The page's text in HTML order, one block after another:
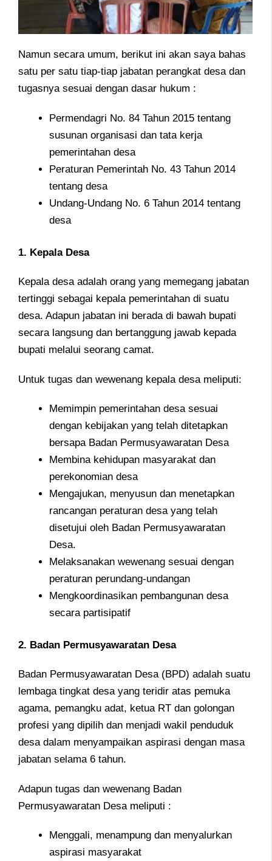
Namun secara umum, berikut ini akan saya bahas
satu per satu tiap-tiap jabatan perangkat desa dan
tugasnya sesuai dengan dasar hukum :
Permendagri No. 84 Tahun 2015 tentang
susunan organisasi dan tata kerja
pemerintahan desa
Peraturan Pemerintah No. 43 Tahun 2014
tentang desa
Undang-Undang No. 6 Tahun 2014 tentang
desa
1. Kepala Desa
Kepala desa adalah orang yang memegang jabatan
tertinggi sebagai kepala pemerintahan di suatu
desa. Adapun jabatan ini berada di bawah bupati
secara langsung dan bertanggung jawab kepada
bupati melalui seorang camat.
Untuk tugas dan wewenang kepala desa meliputi:
Memimpin pemerintahan desa sesuai
dengan kebijakan yang telah ditetapkan
bersapa Badan Permusyawaratan Desa
Membina kehidupan masyarakat dan
perekonomian desa
Mengajukan, menyusun dan menetapkan
rancangan peraturan desa yang telah
disetujui oleh Badan Permusyawaratan
Desa.
Melaksanakan wewenang sesuai dengan
peraturan perundang-undangan
Mengkoordinasikan pembangunan desa
secara partisipatif
2. Badan Permusyawaratan Desa
Badan Permusyawaratan Desa (BPD) adalah suatu
lembaga tingkat desa yang teridir atas pemuka
agama, pemangku adat, ketua RT dan golongan
profesi yang dipilih dan menjadi wakil penduduk
desa dalam menyampaikan aspirasi dengan masa
jabatan selama 6 tahun.
Adapun tugas dan wewenang Badan
Permusyawaratan Desa meliputi :
Menggali, menampung dan menyalurkan
aspirasi masyarakat